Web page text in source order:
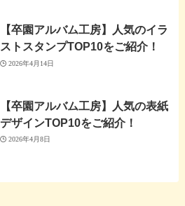
【卒園アルバム工房】人気のイラ
ストスタンプTOP10をご紹介！
2026年4月14日
【卒園アルバム工房】人気の表紙
デザインTOP10をご紹介！
2026年4月8日